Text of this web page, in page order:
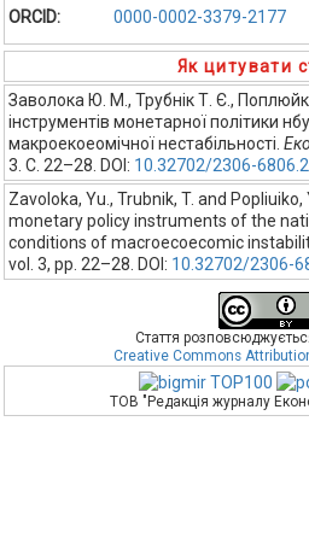
ORCID:
0000-0002-3379-2177
Як цитувати
Заволока Ю. М., Трубнік Т. Є.,
інструментів монетарної політики
макроекоеомічної нестабільності.
3. С. 22–28. DOI: 10.32702/2306-
Zavoloka, Yu., Trubnik, T. and
monetary policy instruments of the
conditions of macroecoecomic
vol. 3, pp. 22–28. DOI: 10.32702/2306-
Стаття
Creative Commons
ТОВ "Редакція журналу